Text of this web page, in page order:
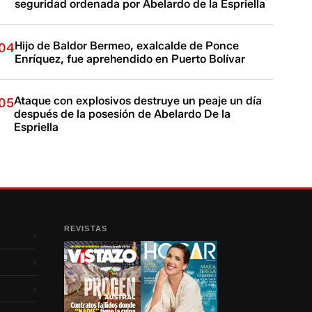
seguridad ordenada por Abelardo de la Espriella
Hijo de Baldor Bermeo, exalcalde de Ponce
Enríquez, fue aprehendido en Puerto Bolívar
Ataque con explosivos destruye un peaje un día
después de la posesión de Abelardo De la
Espriella
›
›
›
REVISTAS